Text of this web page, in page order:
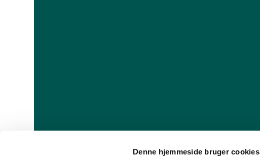
Denne hjemmeside bruger cookies